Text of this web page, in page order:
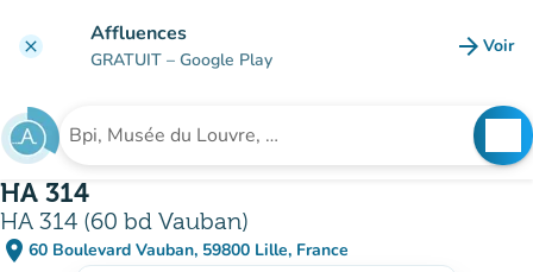
clear Affluences
GRATUIT – Google Play arrow_forward Voir
Rechercher un établissement
HA 314
HA 314 (60 bd Vauban)
place 60 Boulevard Vauban, 59800 Lille, France
(ouvrir dans Google Maps)
(nouvel onglet)